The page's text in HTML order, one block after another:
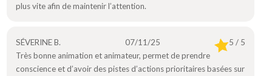
plus vite afin de maintenir l’attention.
SÉVERINE B. 07/11/25
5 / 5
Très bonne animation et animateur, permet de prendre
conscience et d’avoir des pistes d’actions prioritaires basées sur